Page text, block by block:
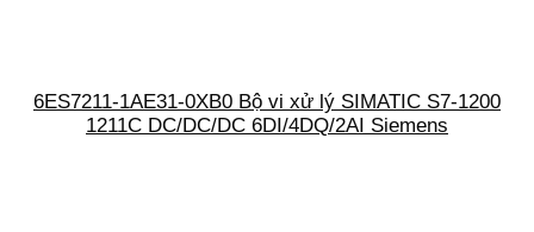
6ES7211-1AE31-0XB0 Bộ vi xử lý SIMATIC S7-1200
1211C DC/DC/DC 6DI/4DQ/2AI Siemens